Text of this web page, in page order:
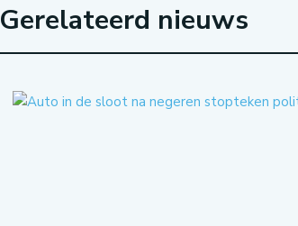
Gerelateerd nieuws